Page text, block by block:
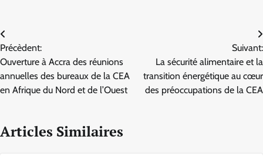
Navigation
de
l’article
Précèdent:
Ouverture à Accra des réunions
annuelles des bureaux de la CEA
en Afrique du Nord et de l’Ouest
Suivant:
La sécurité alimentaire et la
transition énergétique au cœur
des préoccupations de la CEA
Articles Similaires